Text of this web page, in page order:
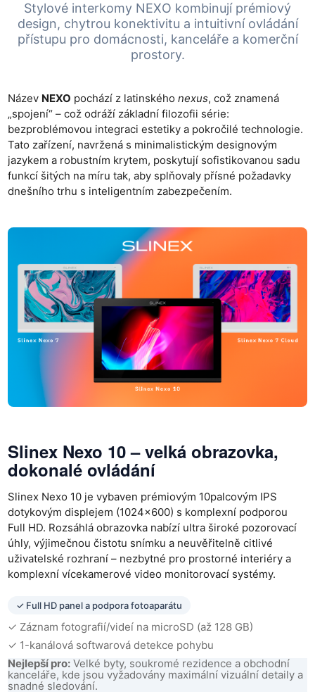
Stylové interkomy NEXO kombinují prémiový
design, chytrou konektivitu a intuitivní ovládání
přístupu pro domácnosti, kanceláře a komerční
prostory.
Název NEXO pochází z latinskéhonexus, což znamená
„spojení“ – což odráží základní filozofii série:
bezproblémovou integraci estetiky a pokročilé technologie.
Tato zařízení, navržená s minimalistickým designovým
jazykem a robustním krytem, poskytují sofistikovanou sadu
funkcí šitých na míru tak, aby splňovaly přísné požadavky
dnešního trhu s inteligentním zabezpečením.
Slinex Nexo 10– velká obrazovka,
dokonalé ovládání
Slinex Nexo 10 je vybaven prémiovým 10palcovým IPS
dotykovým displejem (1024×600) s komplexní podporou
Full HD. Rozsáhlá obrazovka nabízí ultra široké pozorovací
úhly, výjimečnou čistotu snímku a neuvěřitelně citlivé
uživatelské rozhraní – nezbytné pro prostorné interiéry a
komplexní vícekamerové video monitorovací systémy.
✓ Full HD panel a podpora fotoaparátu
✓ Záznam fotografií/videí na microSD (až 128 GB)
✓ 1-kanálová softwarová detekce pohybu
Nejlepší pro: Velké byty, soukromé rezidence a obchodní
kanceláře, kde jsou vyžadovány maximální vizuální detaily a
snadné sledování.